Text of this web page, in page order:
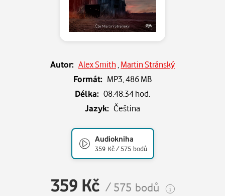
Autor: Alex Smith Martin Stránský
Formát: MP3, 486 MB
Délka: 08:48:34 hod.
Jazyk: Čeština
Audiokniha
359 Kč / 575 bodů
359 Kč / 575 bodů